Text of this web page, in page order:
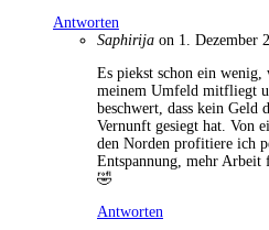
Antworten
Saphirija on 1. Dezember
Es piekst schon ein
meinem Umfeld mitfliegt
beschwert, dass kein Geld
Vernunft gesiegt hat. Von
den Norden profitiere ich
Entspannung, mehr Arbeit
🤣
Antworten